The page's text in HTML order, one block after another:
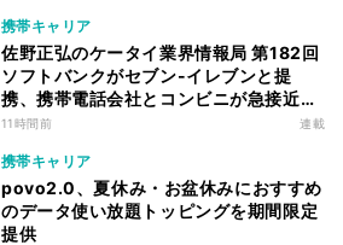
携帯キャリア
佐野正弘のケータイ業界情報局 第182回
ソフトバンクがセブン-イレブンと提
携、携帯電話会社とコンビニが急接近す
る理由は
11時間前 連載
携帯キャリア
povo2.0、夏休み・お盆休みにおすすめ
のデータ使い放題トッピングを期間限定
提供